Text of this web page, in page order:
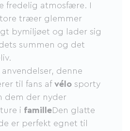
fredelig atmosfære. I
træer glemmer
bymiljøet og lader sig
summen og det
denne
til fans af vélo sporty
dem der nyder
i familleDen glatte
er perfekt egnet til